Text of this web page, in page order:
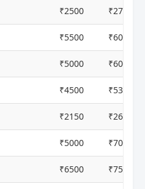
₹2500 ₹2760
₹5500 ₹6010
₹5000 ₹6010
₹4500 ₹5310
₹2150 ₹2660
₹5000 ₹7010
₹6500 ₹7510